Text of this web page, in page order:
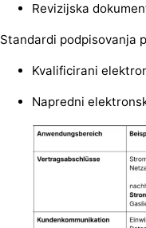
Revizijska
Standardi podpisovanja
Kvalificirani
Napredni